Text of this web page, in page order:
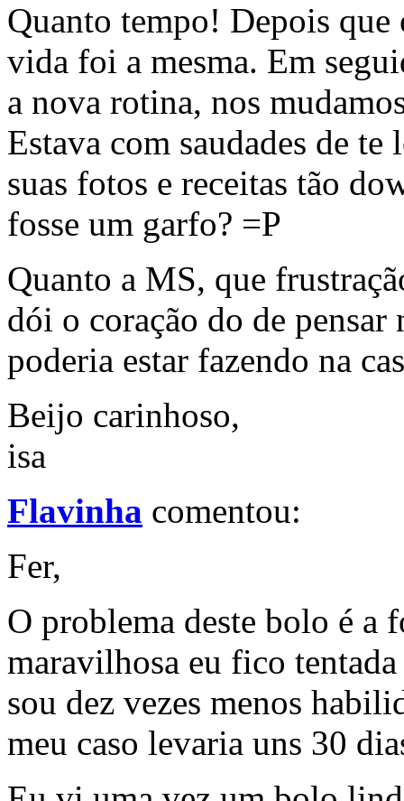
Quanto tempo! Depois que
vida foi a mesma. Em
a nova rotina, nos
Estava com saudades de te
suas fotos e receitas tão
fosse um garfo? =P
Quanto a MS, que
dói o coração do de pensar
poderia estar fazendo na
Beijo carinhoso,
isa
Flavinha comentou:
Fer,
O problema deste bolo é a
maravilhosa eu fico
sou dez vezes menos
meu caso levaria uns 30